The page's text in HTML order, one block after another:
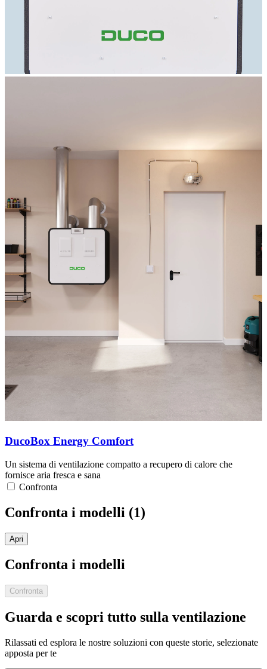
DucoBox Energy Comfort
Un sistema di ventilazione compatto a recupero di calore che
fornisce aria fresca e sana
Confronta
Confronta i modelli (1)
Apri
Confronta i modelli
Confronta
Guarda e scopri tutto sulla ventilazione
Rilassati ed esplora le nostre soluzioni con queste storie, selezionate
apposta per te